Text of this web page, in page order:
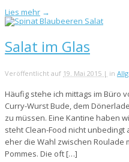
Lies mehr →
Salat im Glas
Veröffentlicht auf 19. Mai 2015 | in
Häufig stehe ich mittags im Büro
Curry-Wurst Bude, dem
zu müssen. Eine Kantine haben
steht Clean-Food nicht
eher die Wahl zwischen Roulade
Pommes. Die oft […]